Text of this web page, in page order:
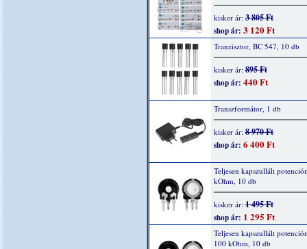
kisker ár:3 805 Ft
shop ár: 3 120 Ft
Tranzisztor, BC 547, 10 db
kisker ár:895 Ft
shop ár: 440 Ft
Transzformátor, 1 db
kisker ár:8 970 Ft
shop ár: 6 400 Ft
Teljesen kapszullált
kOhm, 10 db
kisker ár:1 495 Ft
shop ár: 1 295 Ft
Teljesen kapszullált
100 kOhm, 10 db